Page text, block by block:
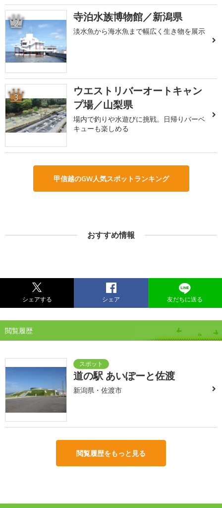
2 寺泊水族博物館／新潟県
淡水魚から海水魚まで幅広く生き物を展示
3
ウエストリバーオートキャン
プ場／山梨県
場内で釣りや水遊びに挑戦。日帰りバーベ
キューも楽しめる
甲信越のGW人気スポットランキング
おすすめ情報
シェアする シェア 友だちに送る
閲覧履歴
道の駅 あいぽーと佐渡
新潟県・佐渡市
閲覧履歴をもっと見る